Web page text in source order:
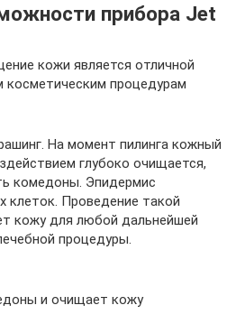
прибора Jet
кожи является отличной
косметическим процедурам
На момент пилинга кожный
глубоко очищается,
комедоны. Эпидермис
клеток. Проведение такой
кожу для любой дальнейшей
процедуры.
и очищает кожу